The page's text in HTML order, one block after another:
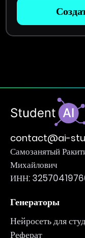
contact@ai-
Самозанятый
Михайлович
ИНН:
Генераторы
Нейросеть для
Реферат